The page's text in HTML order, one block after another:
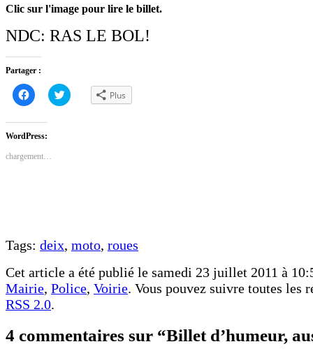
Clic sur l'image pour lire le billet.
NDC: RAS LE BOL!
Partager :
Cliquez
pour
partager
Facebook(ouvre
dans
une
fenêtre)
Cliquez
pour Plus
WordPress:
chargement…
Tags: deix, moto, roues
Cet article a été publié le samedi 23 juillet 2011 à
Mairie, Police, Voirie. Vous pouvez suivre toutes les
RSS 2.0.
4 commentaires sur “Billet d’humeur,